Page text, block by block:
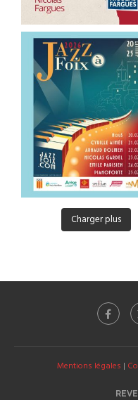
Charger plus
Mentions légales |